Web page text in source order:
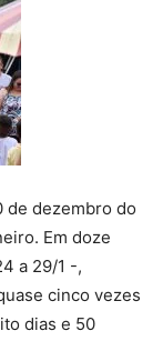
de dezembro do
Em doze
a 29/1 -,
cinco vezes
dias e 50